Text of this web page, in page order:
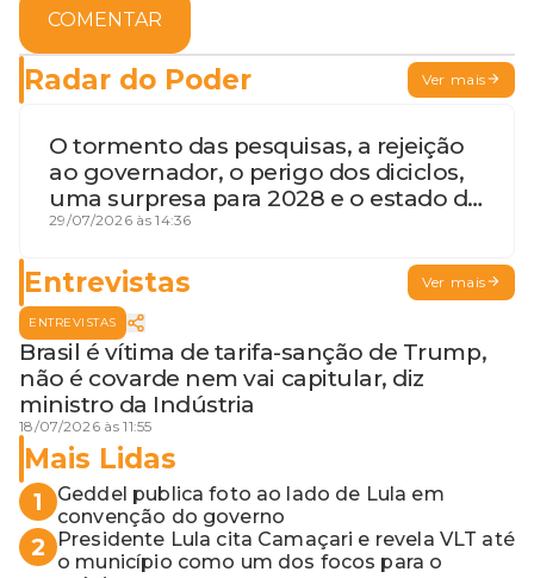
COMENTAR
Radar do Poder Ver mais
O tormento das pesquisas, a rejeição
ao governador, o perigo dos diciclos,
uma surpresa para 2028 e o estado de
terceira guerra mundial
29/07/2026 às 14:36
Entrevistas Ver mais
ENTREVISTAS
Brasil é vítima de tarifa-sanção de Trump,
não é covarde nem vai capitular, diz
ministro da Indústria
18/07/2026 às 11:55
Mais Lidas
1
Geddel publica foto ao lado de Lula em
convenção do governo
2
Presidente Lula cita Camaçari e revela VLT até
o município como um dos focos para o